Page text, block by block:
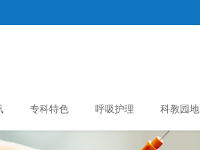
专科特色 呼吸护理 科教园地